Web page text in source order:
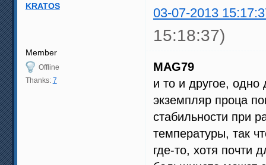
KRATOS 03-07-2013
15:18:37)
Member
Offline
Thanks: 7
MAG79
и то и другое,
экземпляр проца
стабильности при
температуры, так
где-то, хотя почти